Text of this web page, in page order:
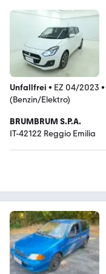
Unfallfrei • EZ 04/2023 •
(Benzin/Elektro)
BRUMBRUM S.P.A.
IT-42122 Reggio Emilia